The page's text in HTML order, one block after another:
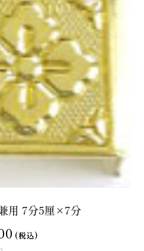
用 7分5厘×7分
(税込)